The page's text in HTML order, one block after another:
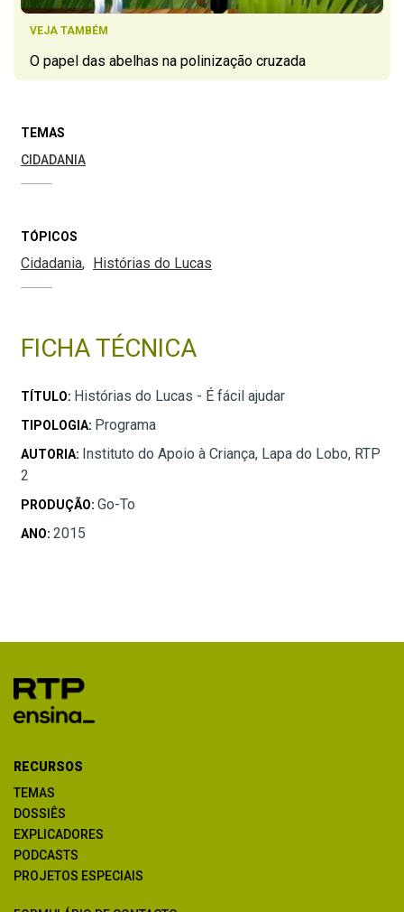
VEJA TAMBÉM
O papel das abelhas na polinização cruzada
TEMAS
CIDADANIA
TÓPICOS
Cidadania Histórias do Lucas
FICHA TÉCNICA
TÍTULO: Histórias do Lucas - É fácil ajudar
TIPOLOGIA: Programa
AUTORIA: Instituto do Apoio à Criança, Lapa do Lobo, RTP
2
PRODUÇÃO: Go-To
ANO: 2015
RECURSOS
TEMAS
DOSSIÊS
EXPLICADORES
PODCASTS
PROJETOS ESPECIAIS